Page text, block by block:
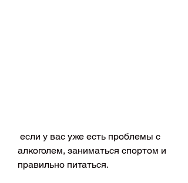
алкоголем, заниматься спортом и
правильно питаться.